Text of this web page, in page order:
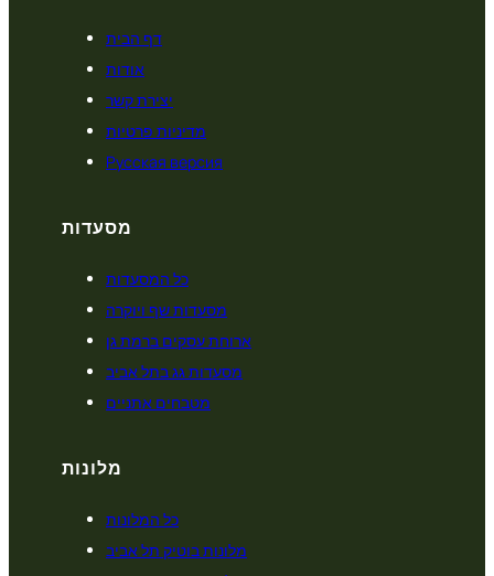
דף הבית
אודות
יצירת קשר
מדיניות פרטיות
Русская версия
מסעדות
כל המסעדות
מסעדות שף ויוקרה
ארוחת עסקים ברמת גן
מסעדות גג בתל אביב
מטבחים אתניים
מלונות
כל המלונות
מלונות בוטיק תל אביב